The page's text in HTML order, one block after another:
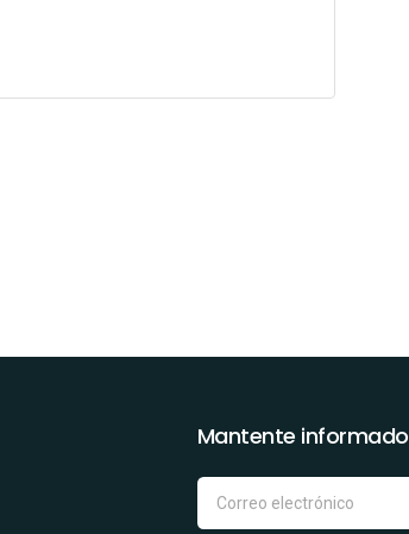
Mantente informado